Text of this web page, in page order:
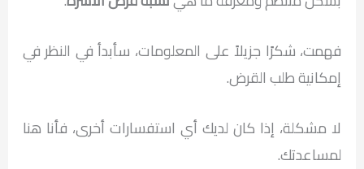
فهمت، شكرًا جزيلاً على المعلومات، سأبدأ في النظر في
إمكانية طلب القرض.
لا مشكلة، إذا كان لديك أي استفسارات أخرى، فأنا هنا
لمساعدتك.